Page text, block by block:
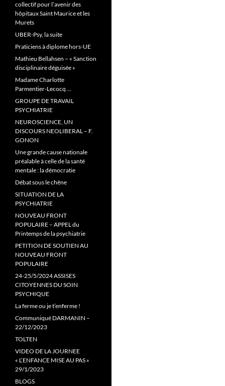
collectif pour l’avenir des
hôpitaux Saint Maurice et les
Murets
UBER-Psy, la suite
Praticiens à diplome hors-UE
Mathieu Bellahsen – « Sanction
disciplinaire déguisée »
Madame Charlotte
Parmentier-Lecocq …
GROUPE DE TRAVAIL
PSYCHIATRIE
NEUROSCIENCE, UN
DISCOURS NEOLIBERAL – F.
GONON
Une grande cause nationale
préalable à celle de la santé
mentale : la démocratie
Débat sous le chêne
SITUATION DE LA
PSYCHIATRIE
NOUVEAU FRONT
POPULAIRE – APPEL du
Printemps de la psychiatrie
PETITION DE SOUTIEN AU
NOUVEAU FRONT
POPULAIRE
24-25/5/2024 ASSISES
CITOYENNES DU SOIN
PSYCHIQUE
La ferme ou je t’enferme !
Communiqué DARMANIN –
22/12/2023
TOLTEN
VIDEO DE LA JOURNEE
« L’ENFANCE MISE AU PAS »
29/1/2023
BLOGS